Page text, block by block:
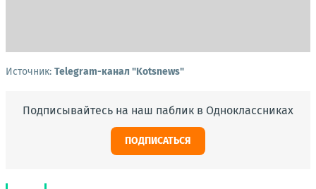
Источник: Telegram-канал "Kotsnews"
Подписывайтесь на наш паблик в Одноклассниках
ПОДПИСАТЬСЯ